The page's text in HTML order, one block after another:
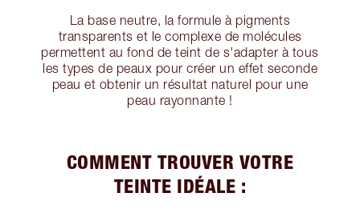
La base neutre, la formule à pigments
transparents et le complexe de molécules
permettent au fond de teint de s'adapter à tous
les types de peaux pour créer un effet seconde
peau et obtenir un résultat naturel pour une
peau rayonnante !
COMMENT TROUVER VOTRE
TEINTE IDÉALE :